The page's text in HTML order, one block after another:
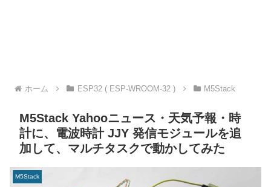
ホーム ESP32 ( ESP-WROOM-32 ) M5Stack
M5Stack Yahooニュース・天気予報・時
計に、電波時計 JJY 発信モジュールを追
加して、マルチタスクで動かしてみた
M5Stack